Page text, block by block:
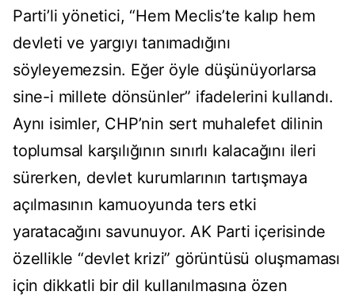
Parti’li yönetici, “Hem Meclis’te kalıp hem
devleti ve yargıyı tanımadığını
söyleyemezsin. Eğer öyle düşünüyorlarsa
sine-i millete dönsünler” ifadelerini kullandı.
Aynı isimler, CHP’nin sert muhalefet dilinin
toplumsal karşılığının sınırlı kalacağını ileri
sürerken, devlet kurumlarının tartışmaya
açılmasının kamuoyunda ters etki
yaratacağını savunuyor. AK Parti içerisinde
özellikle “devlet krizi” görüntüsü oluşmaması
için dikkatli bir dil kullanılmasına özen